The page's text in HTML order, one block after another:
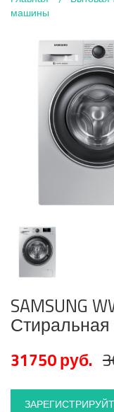
машины
SAMSUNG
31750 руб.